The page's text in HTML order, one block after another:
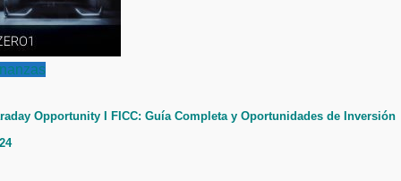
Opportunity I FICC: Guía Completa y Oportunidades de Inversión